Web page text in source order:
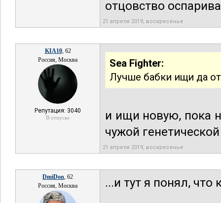
отцовство
21 апреля 2019, воскресенье
KIA10, 62
Россия, Москва
Репутация: 3040
В отпуске
Sea Fighter:
Лучше бабки ищи да
и ищи новую, пока
чужой
21 апреля 2019, воскресенье
DmiDon, 62
Россия, Москва
...и тут я понял, что